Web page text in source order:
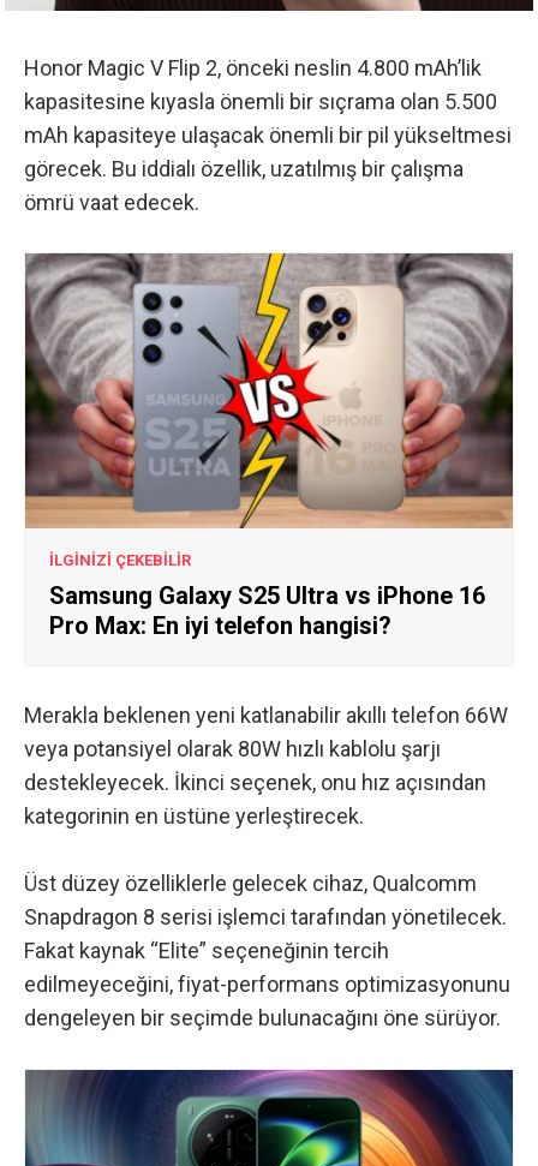
Honor Magic V Flip 2, önceki neslin 4.800 mAh’lik
kapasitesine kıyasla önemli bir sıçrama olan 5.500
mAh kapasiteye ulaşacak önemli bir pil yükseltmesi
görecek. Bu iddialı özellik, uzatılmış bir çalışma
ömrü vaat edecek.
İLGİNİZİ ÇEKEBİLİR
Samsung Galaxy S25 Ultra vs iPhone 16
Pro Max: En iyi telefon hangisi?
Merakla beklenen yeni katlanabilir akıllı telefon 66W
veya potansiyel olarak 80W hızlı kablolu şarjı
destekleyecek. İkinci seçenek, onu hız açısından
kategorinin en üstüne yerleştirecek.
Üst düzey özelliklerle gelecek cihaz, Qualcomm
Snapdragon 8 serisi işlemci tarafından yönetilecek.
Fakat kaynak “Elite” seçeneğinin tercih
edilmeyeceğini, fiyat-performans optimizasyonunu
dengeleyen bir seçimde bulunacağını öne sürüyor.